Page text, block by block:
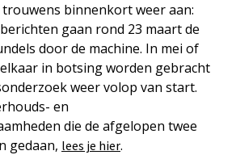
trouwens binnenkort weer aan:
gaan rond 23 maart de
door de machine. In mei of
in botsing worden gebracht
weer volop van start.
en
die de afgelopen twee
gedaan, lees je hier.